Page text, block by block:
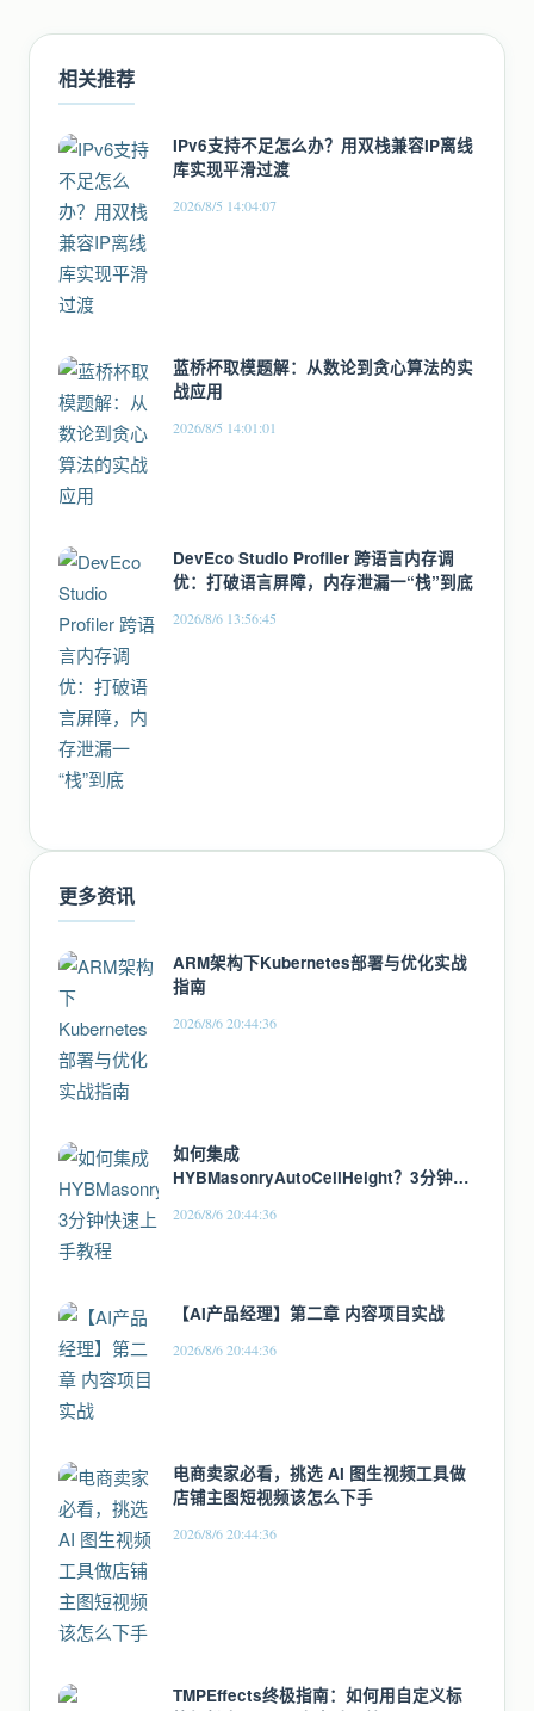
相关推荐
IPv6支持不足怎么办？用双栈兼容IP离线
库实现平滑过渡
2026/8/5 14:04:07
蓝桥杯取模题解：从数论到贪心算法的实
战应用
2026/8/5 14:01:01
DevEco Studio Profiler 跨语言内存调
优：打破语言屏障，内存泄漏一“栈”到底
2026/8/6 13:56:45
更多资讯
ARM架构下Kubernetes部署与优化实战
指南
2026/8/6 20:44:36
如何集成
HYBMasonryAutoCellHeight？3分钟快
2026/8/6 20:44:36
【AI产品经理】第二章 内容项目实战
2026/8/6 20:44:36
电商卖家必看，挑选 AI 图生视频工具做
店铺主图短视频该怎么下手
2026/8/6 20:44:36
TMPEffects终极指南：如何用自定义标